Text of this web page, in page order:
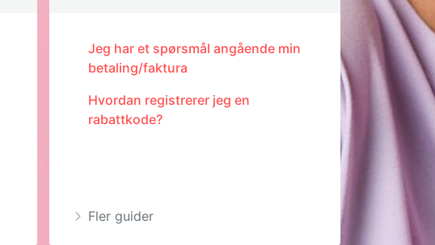
Jeg har et spørsmål angående min
betaling/faktura
Hvordan registrerer jeg en
rabattkode?
Fler guider